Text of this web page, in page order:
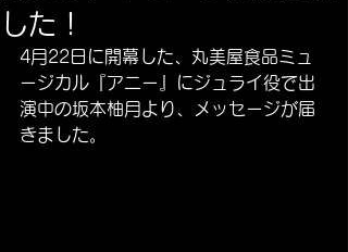
した！
4月22日に開幕した、丸美屋食品ミュ
ージカル『アニー』にジュライ役で出
演中の坂本柚月より、メッセージが届
きました。